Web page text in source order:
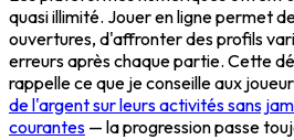
quasi illimité. Jouer en ligne permet
ouvertures, d'affronter des profils
erreurs après chaque partie. Cette
rappelle ce que je conseille aux
de l'argent sur leurs activités sans
courantes — la progression passe